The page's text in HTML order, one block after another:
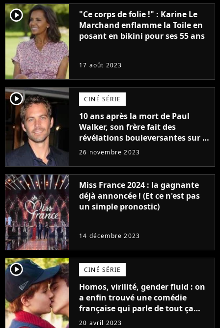
player2
"Ce corps de folie !" : Karine Le
Marchand enflamme la Toile en
posant en bikini pour ses 55 ans
17 août 2023
player2 CINÉ SÉRIE
10 ans après la mort de Paul
Walker, son frère fait des
révélations bouleversantes sur la
réaction des acteurs de Fast and
26 novembre 2023
Miss France 2024 : la gagnante
déjà annoncée ! (Et ce n'est pas
un simple pronostic)
14 décembre 2023
player2 CINÉ SÉRIE
Homos, virilité, gender fluid : on
a enfin trouvé une comédie
française qui parle de tout ça
sans être super ringarde
20 avril 2023